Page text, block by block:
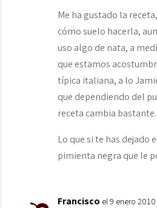
Me ha gustado la
cómo suelo hacerla,
uso algo de nata, a
que estamos
típica italiana, a lo
que dependiendo del
receta cambia bastante.
Lo que si te has dejado
pimienta negra que le
Francisco el 9 enero